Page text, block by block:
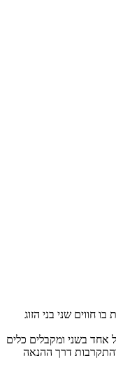
חווים שני בני הזוג
אחד בשני ומקבלים כלים
דרך ההנאה